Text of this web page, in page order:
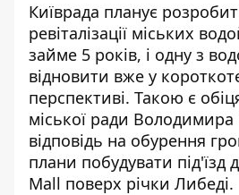
Київрада планує
ревіталізації міських
займе 5 років, і одну з
відновити вже у
перспективі. Такою є
міської ради
відповідь на обурення
плани побудувати під'їзд
Mall поверх річки Либеді.